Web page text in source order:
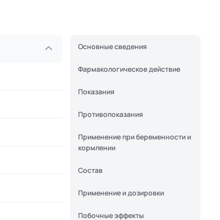
Основные сведения
Фармакологическое действие
Показания
Противопоказания
Применение при беременности и
кормлении
Состав
Применение и дозировки
Побочные эффекты